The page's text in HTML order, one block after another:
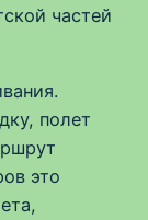
частей
полет
это